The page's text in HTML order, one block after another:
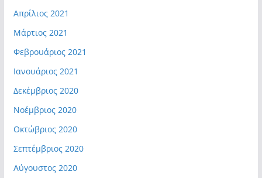
Απρίλιος 2021
Μάρτιος 2021
Φεβρουάριος 2021
Ιανουάριος 2021
Δεκέμβριος 2020
Νοέμβριος 2020
Οκτώβριος 2020
Σεπτέμβριος 2020
Αύγουστος 2020